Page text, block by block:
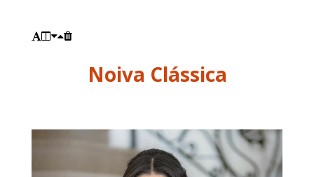
Noiva Clássica